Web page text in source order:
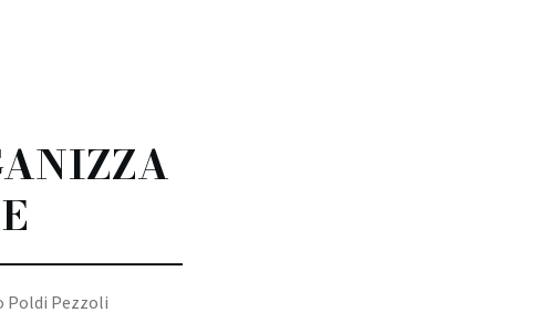
Poldi Pezzoli